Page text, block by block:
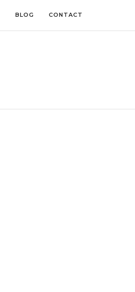
BLOG CONTACT